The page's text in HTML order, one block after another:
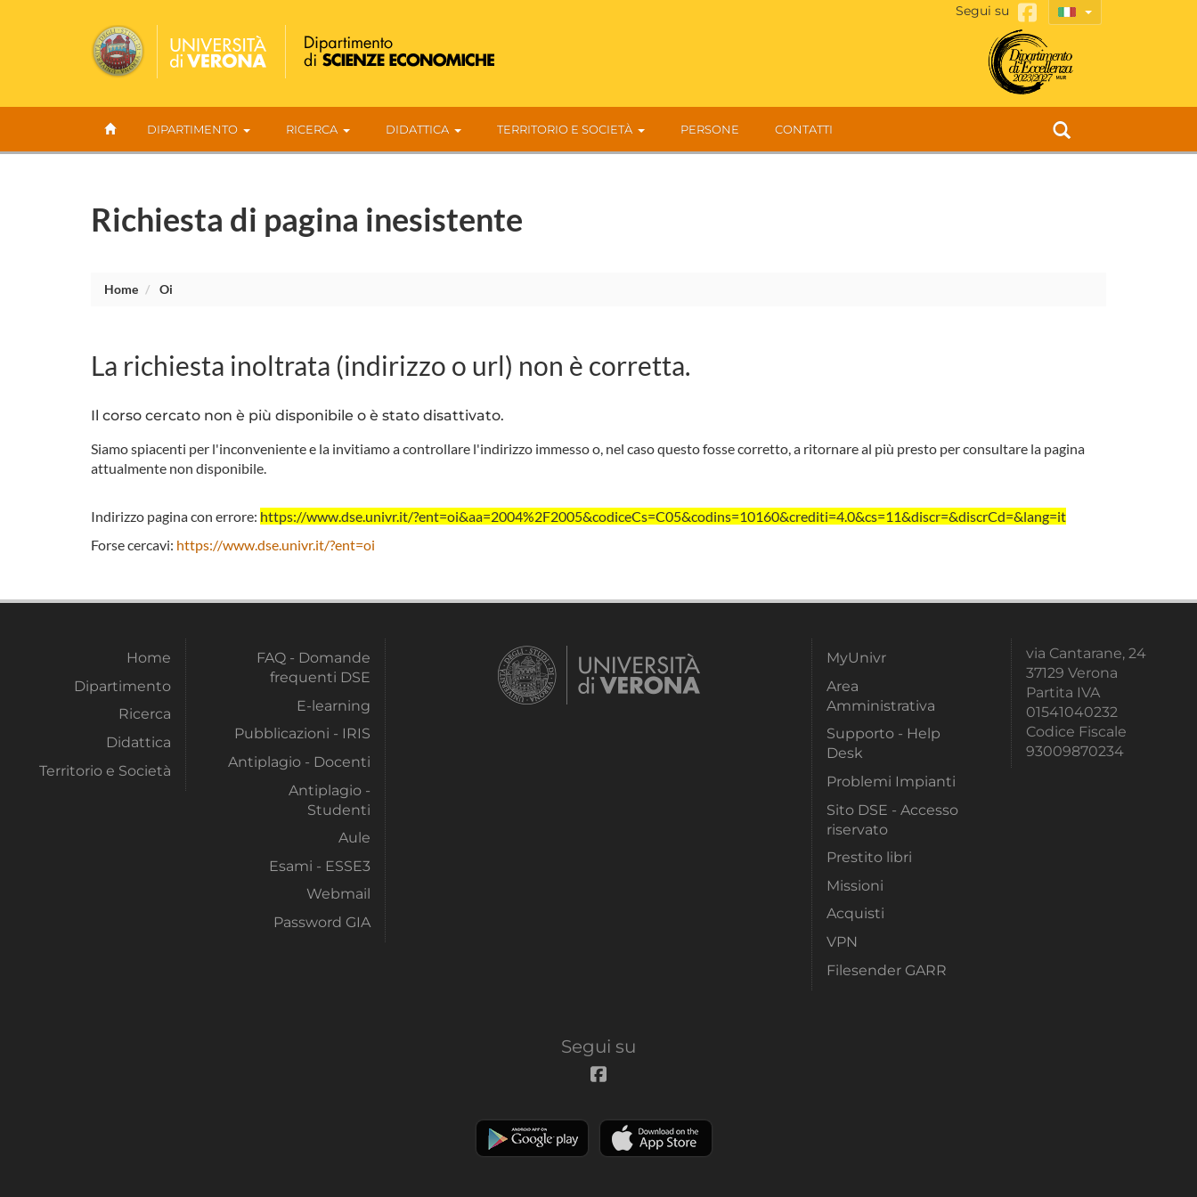
Segui su
DIPARTIMENTO RICERCA DIDATTICA TERRITORIO E SOCIETÀ PERSONE CONTATTI
Richiesta di pagina inesistente
Home Oi
La richiesta inoltrata (indirizzo o url) non è corretta.
Il corso cercato non è più disponibile o è stato disattivato.
Siamo spiacenti per l'inconveniente e la invitiamo a controllare l'indirizzo immesso o, nel caso questo fosse corretto, a ritornare al più presto per consultare la pagina
attualmente non disponibile.
Indirizzo pagina con errore: https://www.dse.univr.it/?ent=oi&aa=2004%2F2005&codiceCs=C05&codins=10160&crediti=4.0&cs=11&discr=&discrCd=&lang=it
Forse cercavi: https://www.dse.univr.it/?ent=oi
Home
Dipartimento
Ricerca
Didattica
Territorio e Società
FAQ - Domande
frequenti DSE
E-learning
Pubblicazioni - IRIS
Antiplagio - Docenti
Antiplagio -
Studenti
Aule
Esami - ESSE3
Webmail
Password GIA
MyUnivr
Area
Amministrativa
Supporto - Help
Desk
Problemi Impianti
Sito DSE - Accesso
riservato
Prestito libri
Missioni
Acquisti
VPN
Filesender GARR
via Cantarane, 24
37129 Verona
Partita IVA
01541040232
Codice Fiscale
93009870234
Segui su